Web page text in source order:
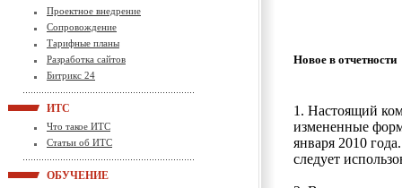
Проектное внедрение
Сопровождение
Тарифные планы
Разработка сайтов
Битрикс 24
ИТС
Что такое ИТС
Статьи об ИТС
ОБУЧЕНИЕ
Новое в отчетности
1. Настоящий
измененные
января 2010
следует